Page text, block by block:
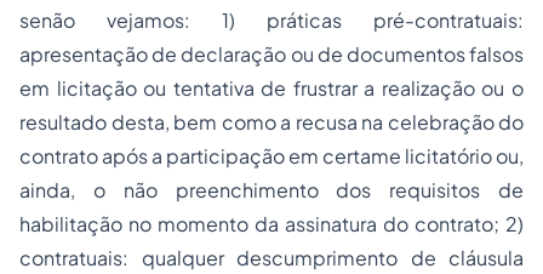
senão vejamos: 1) práticas pré-contratuais:
apresentação de declaração ou de documentos falsos
em licitação ou tentativa de frustrar a realização ou o
resultado desta, bem como a recusa na celebração do
contrato após a participação em certame licitatório ou,
ainda, o não preenchimento dos requisitos de
habilitação no momento da assinatura do contrato; 2)
contratuais: qualquer descumprimento de cláusula